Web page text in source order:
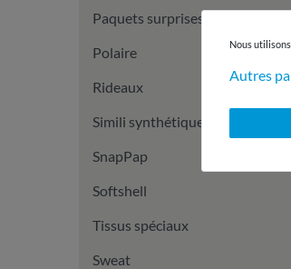
Paquets surprises
Polaire
Rideaux
Simili synthétique
SnapPap
Softshell
Tissus spéciaux
Sweat
Nous
Autres